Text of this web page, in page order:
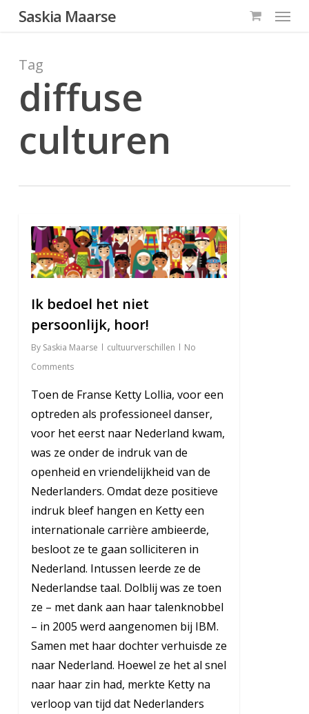
Skip
content
Saskia Maarse Menu
Tag
diffuse
culturen
Ik bedoel het niet
persoonlijk, hoor!
By Saskia Maarse cultuurverschillen
No
Comments
Toen de Franse Ketty Lollia, voor een
optreden als professioneel danser,
voor het eerst naar Nederland kwam,
was ze onder de indruk van de
openheid en vriendelijkheid van de
Nederlanders. Omdat deze positieve
indruk bleef hangen en Ketty een
internationale carrière ambieerde,
besloot ze te gaan solliciteren in
Nederland. Intussen leerde ze de
Nederlandse taal. Dolblij was ze toen
ze – met dank aan haar talenknobbel
– in 2005 werd aangenomen bij IBM.
Samen met haar dochter verhuisde ze
naar Nederland. Hoewel ze het al snel
naar haar zin had, merkte Ketty na
verloop van tijd dat Nederlanders
1